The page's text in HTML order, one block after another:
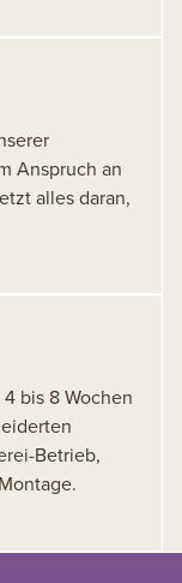
Anspruch an
alles daran,
bis 8 Wochen
Betrieb,